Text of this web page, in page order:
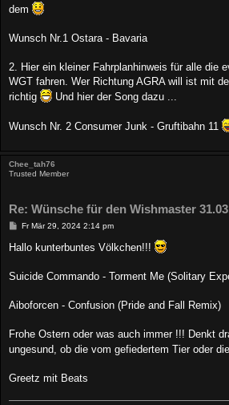
r
dem
Wunsch Nr.1 Ostara - Bavaria
2. Hier ein kleiner Fahrplanhinweis für alle die
WGT fahren. Wer Richtung AGRA will ist mit
richtig
Und hier der Song dazu ...
Wunsch Nr. 2 Consumer Junk - Gruftibahn 11
Chee_tah76
Trusted Member
Re: Wünsche für den Wishmaster
B
i
t
a
g
Fr Mär 29, 2024 2:14 pm
Hallo kunterbuntes Völkchen!!!
Suicide Commando - Torment Me (Solitary
Aiboforcen - Confusion (Pride and Fall Remix)
Frohe Ostern oder was auch immer !!! Denkt
ungesund, ob die vom gefiedertem Tier oder
Greetz mit Beats